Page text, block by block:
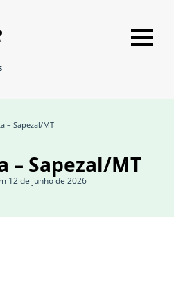
– Sapezal/MT
– Sapezal/MT
12 de junho de 2026